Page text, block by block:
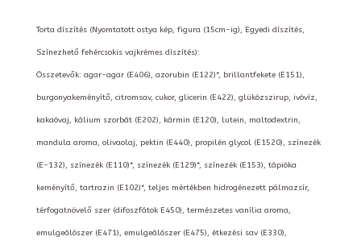
Torta díszítés (Nyomtatott ostya kép, figura (15cm-ig), Egyedi díszítés,
Színezhető fehércsokis vajkrémes díszítés):
Összetevők: agar-agar (E406), azorubin (E122)*, brillantfekete (E151),
burgonyakeményítő, citromsav, cukor, glicerin (E422), glükózszirup, ivóvíz,
kakaóvaj, kálium szorbát (E202), kármin (E120), lutein, maltodextrin,
mandula aroma, olivaolaj, pektin (E440), propilén glycol (E1520), színezék
(E-132), színezék (E110)*, színezék (E129)*, színezék (E153), tápióka
keményítő, tartrazin (E102)*, teljes mértékben hidrogénezett pálmazsír,
térfogatnövelő szer (difoszfátok E450), természetes vanília aroma,
emulgeálószer (E471), emulgeálószer (E475), étkezési sav (E330),